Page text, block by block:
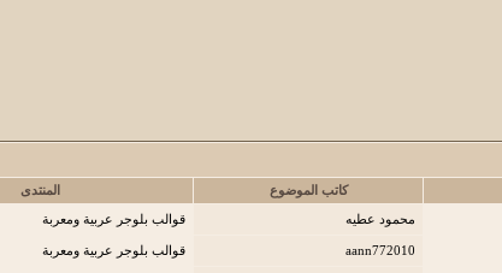
كاتب الموضوع المنتدى
محمود عطيه قوالب بلوجر عربية ومعربة
aann772010 قوالب بلوجر عربية ومعربة